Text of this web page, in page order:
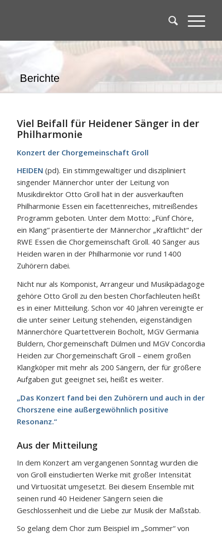
Berichte
Viel Beifall für Heidener Sänger in der
Philharmonie
Konzert der Chorgemeinschaft Groll
HEIDEN (pd). Ein stimmgewaltiger und diszipliniert
singender Männerchor unter der Leitung von
Musikdirektor Otto Groll hat in der ausverkauften
Philharmonie Essen ein facettenreiches, mitreißendes
Programm geboten. Unter dem Motto: „Fünf Chöre,
ein Klang“ präsentierte der Männerchor „Kraftlicht“ der
RWE Essen die Chorgemeinschaft Groll. 40 Sänger aus
Heiden waren in der Philharmonie vor rund 1400
Zuhörern dabei.
Nicht nur als Komponist, Arrangeur und Musikpädagoge
gehöre Otto Groll zu den besten Chorfachleuten heißt
es in einer Mitteilung. Schon vor 40 Jahren vereinigte er
die unter seiner Leitung stehenden, eigenständigen
Männerchöre Quartettverein Bocholt, MGV Germania
Buldern, Chorgemeinschaft Dülmen und MGV Concordia
Heiden zur Chorgemeinschaft Groll – einem großen
Klangköper mit mehr als 200 Sängern, der für größere
Aufgaben gut geeignet sei, heißt es weiter.
„Das Konzert fand bei den Zuhörern und auch in der
Chorszene eine außergewöhnlich positive
Resonanz.“
Aus der Mitteilung
In dem Konzert am vergangenen Sonntag wurden die
von Groll einstudierten Werke mit großer Intensität
und Virtuosität umgesetzt. Bei diesem Ensemble mit
seinen rund 40 Heidener Sängern seien die
Geschlossenheit und die Liebe zur Musik der Maßstab.
So gelang dem Chor zum Beispiel im „Sommer“ von